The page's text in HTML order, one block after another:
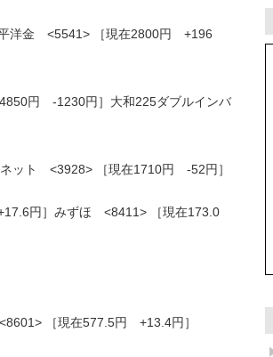
洋金 <5541> ［現在2800円 +196
円 -1230円］大和225ダブルインバ
ット <3928> ［現在1710円 -52円］
円］みずほ <8411> ［現在173.0
［現在577.5円 +13.4円］